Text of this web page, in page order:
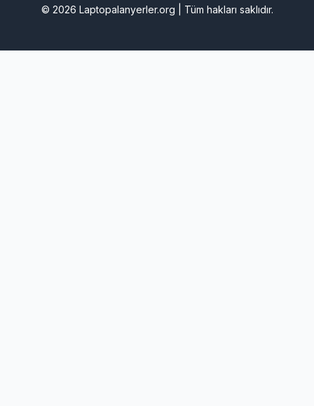
© 2026 Laptopalanyerler.org | Tüm hakları saklıdır.